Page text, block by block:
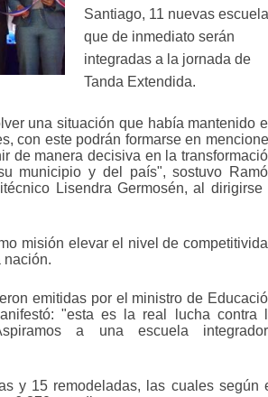
Santiago, 11 nuevas
que de inmediato serán
integradas a la jornada de
Tanda Extendida.
una situación que había mantenido
con este podrán formarse en
de manera decisiva en la
municipio y del país", sostuvo
Lisendra Germosén, al dirigirse
misión elevar el nivel de
nación.
emitidas por el ministro de
"esta es la real lucha contra
a una escuela
y 15 remodeladas, las cuales según